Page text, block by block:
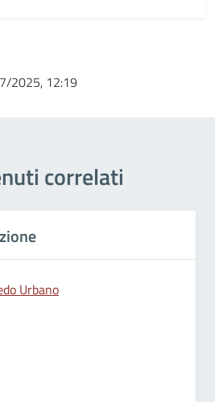
2025, 12:19
correlati
Urbano